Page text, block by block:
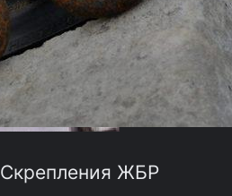
Скрепления ЖБР